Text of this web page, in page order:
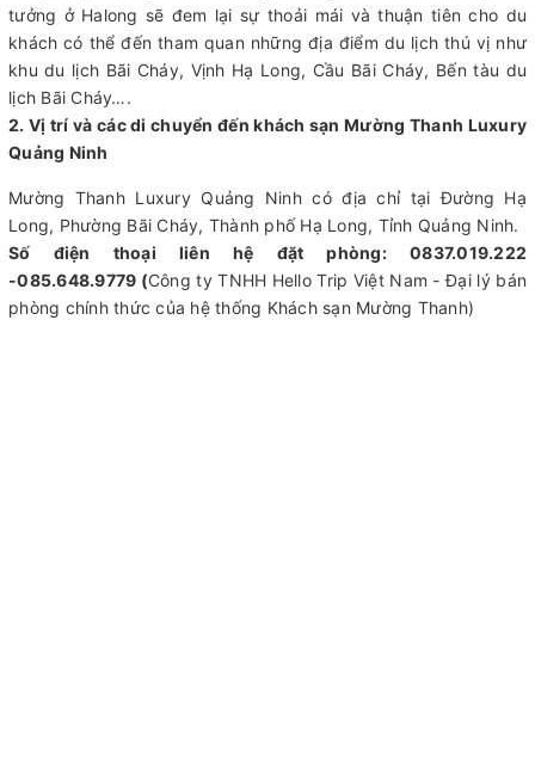
tưởng ở Halong sẽ đem lại sự thoải mái và thuận tiên cho du
khách có thể đến tham quan những địa điểm du lịch thú vị như
khu du lịch Bãi Cháy, Vịnh Hạ Long, Cầu Bãi Cháy, Bến tàu du
lịch Bãi Cháy….
2. Vị trí và các di chuyển đến khách sạn Mường Thanh Luxury
Quảng Ninh
Mường Thanh Luxury Quảng Ninh có địa chỉ tại Đường Hạ
Long, Phường Bãi Cháy, Thành phố Hạ Long, Tỉnh Quảng Ninh.
Số điện thoại liên hệ đặt phòng: 0837.019.222
-085.648.9779 (Công ty TNHH Hello Trip Việt Nam - Đại lý bán
phòng chính thức của hệ thống Khách sạn Mường Thanh)